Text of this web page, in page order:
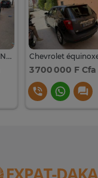
CHEVROLET ÉQUINOXE
3 700 000 F Cfa